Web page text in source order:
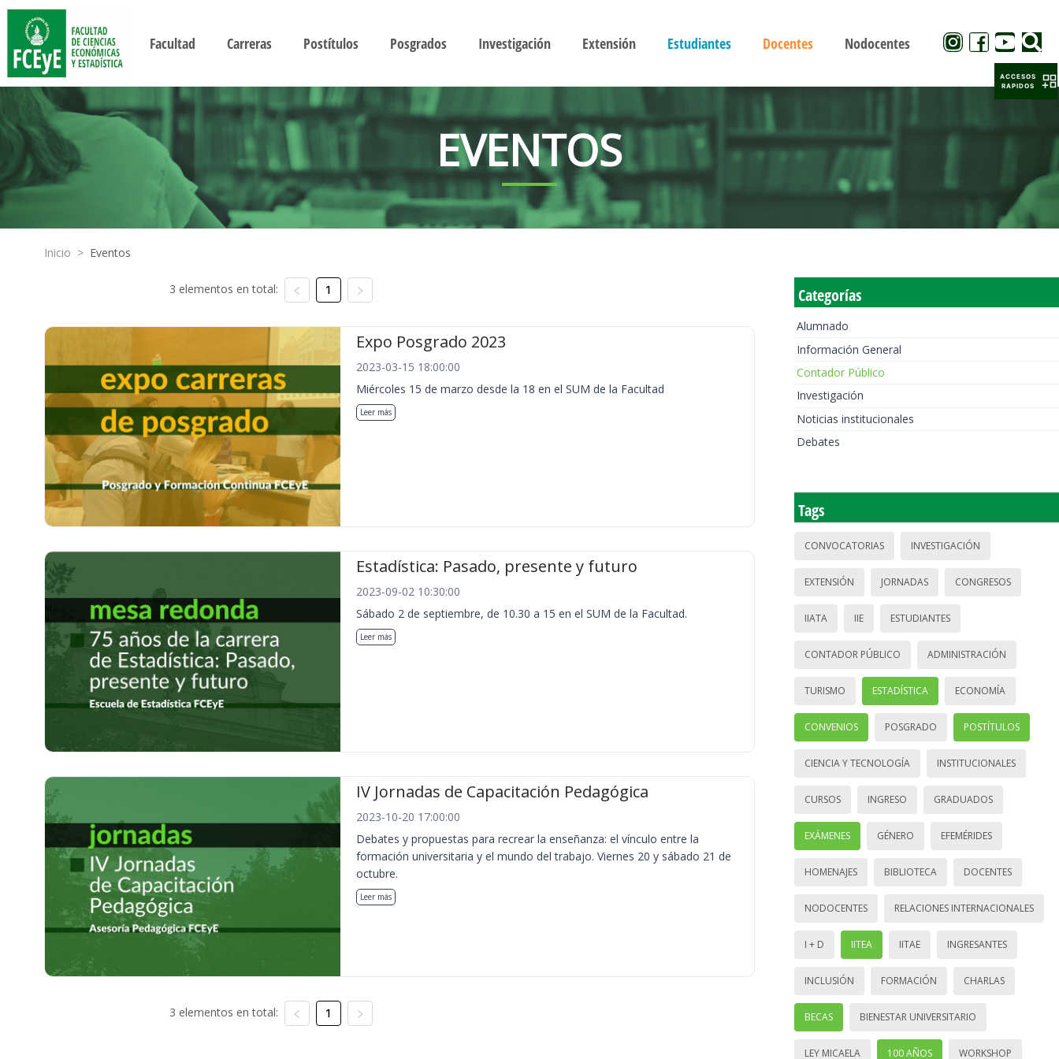
Facultad Carreras Postítulos Posgrados Investigación Extensión Estudiantes Docentes Nodocentes
EVENTOS
Inicio > Eventos
3 elementos en total: 1
Expo Posgrado 2023
2023-03-15 18:00:00
Miércoles 15 de marzo desde la 18 en el SUM de la Facultad
Leer más
Estadística: Pasado, presente y futuro
2023-09-02 10:30:00
Sábado 2 de septiembre, de 10.30 a 15 en el SUM de la Facultad.
Leer más
IV Jornadas de Capacitación Pedagógica
2023-10-20 17:00:00
Debates y propuestas para recrear la enseñanza: el vínculo entre la
formación universitaria y el mundo del trabajo. Viernes 20 y sábado 21 de
octubre.
Leer más
3 elementos en total: 1
Categorías
Alumnado
Información General
Contador Público
Investigación
Noticias institucionales
Debates
Tags
CONVOCATORIAS INVESTIGACIÓN
EXTENSIÓN JORNADAS CONGRESOS
IIATA IIE ESTUDIANTES
CONTADOR PÚBLICO ADMINISTRACIÓN
TURISMO ESTADÍSTICA ECONOMÍA
CONVENIOS POSGRADO POSTÍTULOS
CIENCIA Y TECNOLOGÍA INSTITUCIONALES
CURSOS INGRESO GRADUADOS
EXÁMENES GÉNERO EFEMÉRIDES
HOMENAJES BIBLIOTECA DOCENTES
NODOCENTES RELACIONES INTERNACIONALES
I + D IITEA IITAE INGRESANTES
INCLUSIÓN FORMACIÓN CHARLAS
BECAS BIENESTAR UNIVERSITARIO
LEY MICAELA 100 AÑOS WORKSHOP
ACCESOS
RAPIDOS